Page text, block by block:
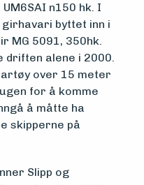
n150 hk. I
girhavari byttet inn i
MG 5091, 350hk.
driften alene i 2000.
over 15 meter
for å komme
å måtte ha
skipperne på
Slipp og